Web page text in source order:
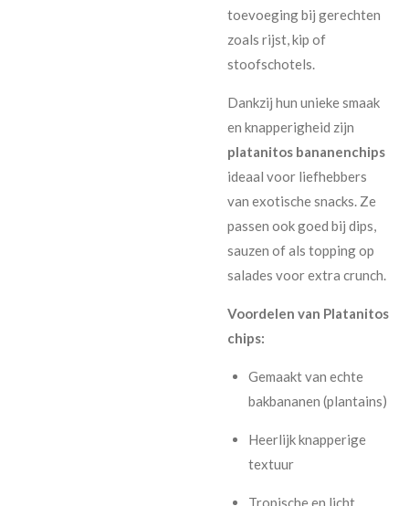
toevoeging bij gerechten
zoals rijst, kip of
stoofschotels.
Dankzij hun unieke smaak
en knapperigheid zijn
platanitos bananenchips
ideaal voor liefhebbers
van exotische snacks. Ze
passen ook goed bij dips,
sauzen of als topping op
salades voor extra crunch.
Voordelen van Platanitos
chips:
Gemaakt van echte
bakbananen (plantains)
Heerlijk knapperige
textuur
Tropische en licht